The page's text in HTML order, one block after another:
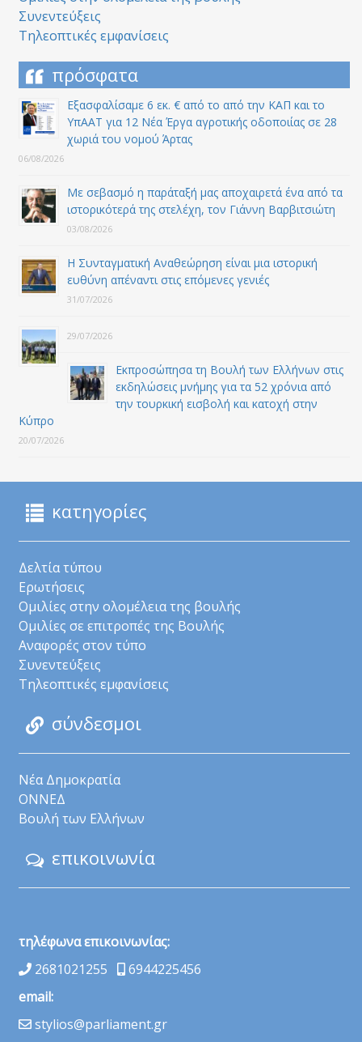
Συνεντεύξεις
Τηλεοπτικές εμφανίσεις
πρόσφατα
Εξασφαλίσαμε 6 εκ. € από το από την ΚΑΠ και το
ΥπΑΑΤ για 12 Nέα Έργα αγροτικής οδοποιίας σε 28
χωριά του νομού Άρτας
06/08/2026
Με σεβασμό η παράταξή μας αποχαιρετά ένα από τα
ιστορικότερά της στελέχη, τον Γιάννη Βαρβιτσιώτη
03/08/2026
Η Συνταγματική Αναθεώρηση είναι μια ιστορική
ευθύνη απέναντι στις επόμενες γενιές
31/07/2026
29/07/2026
Εκπροσώπησα τη Βουλή των Ελλήνων στις
εκδηλώσεις μνήμης για τα 52 χρόνια από
την τουρκική εισβολή και κατοχή στην
Κύπρο
20/07/2026
κατηγορίες
Δελτία τύπου
Ερωτήσεις
Ομιλίες στην ολομέλεια της βουλής
Ομιλίες σε επιτροπές της Βουλής
Αναφορές στον τύπο
Συνεντεύξεις
Τηλεοπτικές εμφανίσεις
σύνδεσμοι
Νέα Δημοκρατία
ΟΝΝΕΔ
Βουλή των Ελλήνων
επικοινωνία
τηλέφωνα επικοινωνίας:
2681021255
6944225456
email:
stylios@parliament.gr